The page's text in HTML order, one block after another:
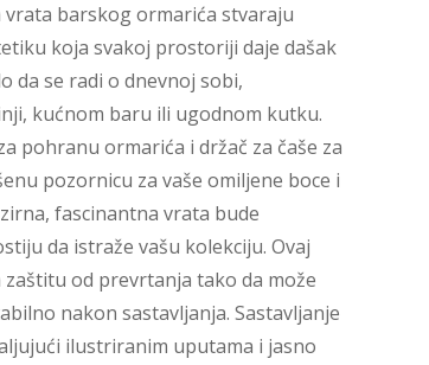
vrata barskog ormarića stvaraju
koja svakoj prostoriji daje dašak
da se radi o dnevnoj sobi,
kućnom baru ili ugodnom kutku.
pohranu ormarića i držač za čaše za
pozornicu za vaše omiljene boce i
fascinantna vrata bude
da istraže vašu kolekciju. Ovaj
od prevrtanja tako da može
nakon sastavljanja. Sastavljanje
ilustriranim uputama i jasno